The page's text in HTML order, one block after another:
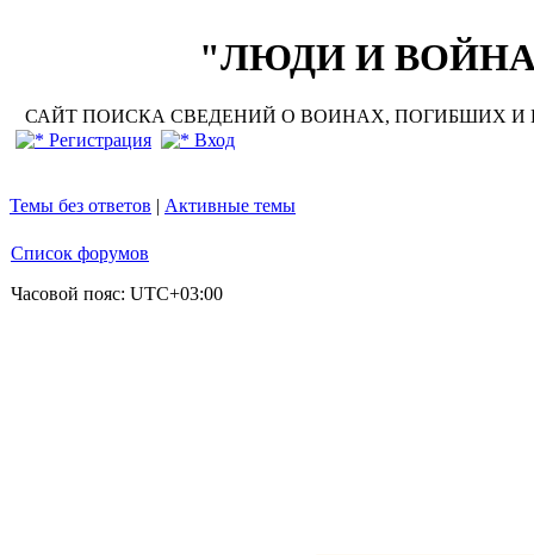
"ЛЮДИ И ВОЙНА"
САЙТ ПОИСКА СВЕДЕНИЙ О ВОИНАХ, ПОГИБШИХ И
Регистрация
Вход
Темы без ответов | Активные темы
Список форумов
Часовой пояс: UTC+03:00